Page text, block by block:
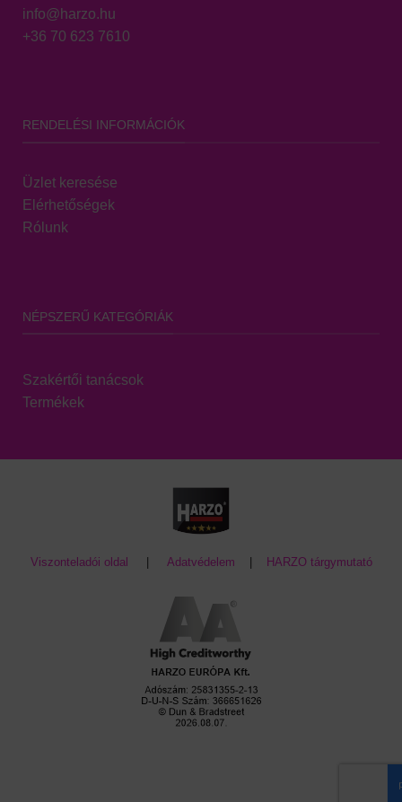
info@harzo.hu
+36 70 623 7610
RENDELÉSI INFORMÁCIÓK
Üzlet keresése
Elérhetőségek
Rólunk
NÉPSZERŰ KATEGÓRIÁK
Szakértői tanácsok
Termékek
Viszonteladói oldal | Adatvédelem | HARZO tárgymutató